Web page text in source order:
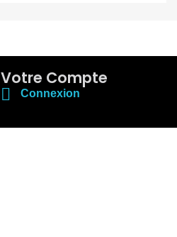
Votre Compte
 Connexion